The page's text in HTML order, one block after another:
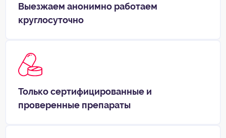
Выезжаем анонимно работаем
круглосуточно
Только сертифицированные и
проверенные препараты